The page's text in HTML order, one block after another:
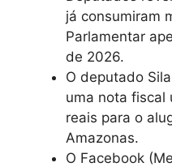
já consumiram
Parlamentar
de 2026.
O deputado
uma nota fiscal
reais para o
Amazonas.
O Facebook